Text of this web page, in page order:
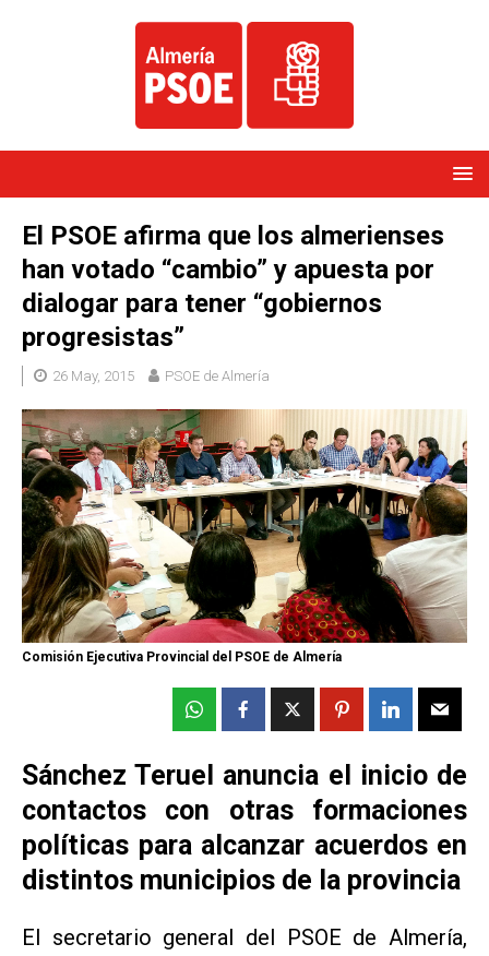
El PSOE afirma que los almerienses
han votado “cambio” y apuesta por
dialogar para tener “gobiernos
progresistas”
26 May, 2015 PSOE de Almería
Comisión Ejecutiva Provincial del PSOE de Almería
Sánchez Teruel anuncia el inicio de
contactos con otras formaciones
políticas para alcanzar acuerdos en
distintos municipios de la provincia
El secretario general del PSOE de Almería,